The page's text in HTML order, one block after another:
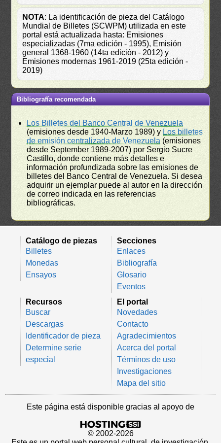
NOTA: La identificación de pieza del Catálogo
Mundial de Billetes (SCWPM) utilizada en este
portal está actualizada hasta: Emisiones
especializadas (7ma edición - 1995), Emisión
general 1368-1960 (14ta edición - 2012) y
Emisiones modernas 1961-2019 (25ta edición -
2019)
Bibliografía recomendada
Los Billetes del Banco Central de Venezuela
(emisiones desde 1940-Marzo 1989) y Los billetes
de emisión centralizada de Venezuela (emisiones
desde September 1989-2007) por Sergio Sucre
Castillo, donde contiene más detalles e
información profundizada sobre las emisiones de
billetes del Banco Central de Venezuela. Si desea
adquirir un ejemplar puede al autor en la dirección
de correo indicada en las referencias
bibliográficas.
Catálogo de piezas
Billetes
Monedas
Ensayos
Secciones
Enlaces
Bibliografía
Glosario
Eventos
Recursos
Buscar
Descargas
Identificador de pieza
Determine serie
especial
El portal
Novedades
Contacto
Agradecimientos
Acerca del portal
Términos de uso
Investigaciones
Mapa del sitio
Este página está disponible gracias al apoyo de
© 2002-2026